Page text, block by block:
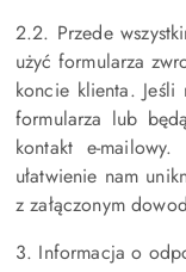
2.2. Przede
użyć formularza
koncie klienta.
formularza lub
kontakt e-
ułatwienie nam
z załączonym
3. Informacja o